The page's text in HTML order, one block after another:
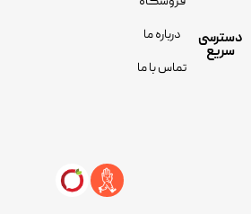
دسترسی
سریع
درباره ما
تماس با ما